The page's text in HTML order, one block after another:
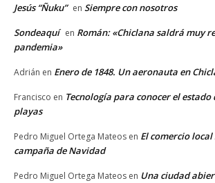
Jesús “Ñuku” en Siempre con nosotros
Sondeaquí en Román: «Chiclana saldrá muy
pandemia»
Adrián en Enero de 1848. Un aeronauta en
Francisco en Tecnología para conocer el estado
playas
Pedro Miguel Ortega Mateos en El comercio
campaña de Navidad
Pedro Miguel Ortega Mateos en Una ciudad